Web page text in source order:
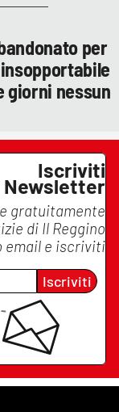
per
giorni nessun
Iscriviti
Newsletter
gratuitamente
di Il Reggino
email e iscriviti
Iscriviti